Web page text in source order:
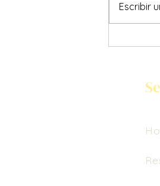
LA
Escribir